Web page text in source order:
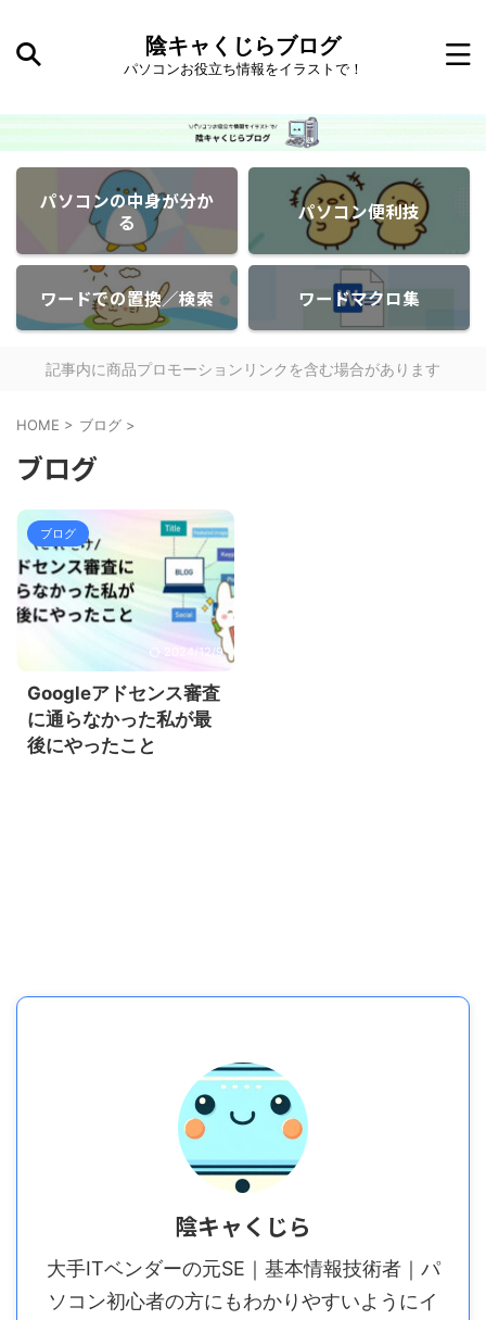
陰キャくじらブログ
パソコンお役立ち情報をイラストで！
パソコンの中身が分か
る
パソコン便利技
ワードでの置換／検索 ワードマクロ集
記事内に商品プロモーションリンクを含む場合があります
HOME > ブログ >
ブログ
ブログ
2024/12/9
Googleアドセンス審査
に通らなかった私が最
後にやったこと
陰キャくじら
大手ITベンダーの元SE｜基本情報技術者｜パ
ソコン初心者の方にもわかりやすいようにイ